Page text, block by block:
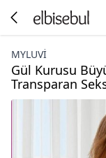
MYLUVI
Gül Kurusu
Transparan